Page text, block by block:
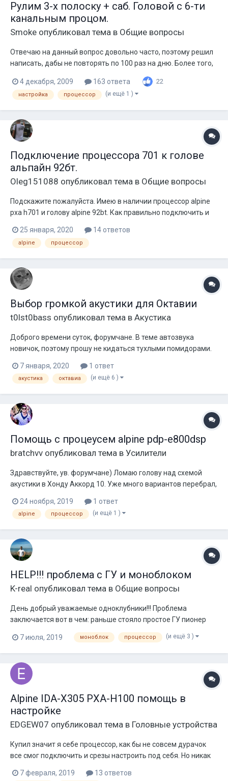
Рулим 3-x полоску + саб. Головой с 6-ти
канальным процом.
Smoke опубликовал тема в Общие вопросы
Отвечаю на данный вопрос довольно часто, поэтому решил
написать, дабы не повторять по 100 раз на дню. Более того,
мнение, что мол трешку + саб 6-каналкой не разрулить. Ан
нет. Привожу рецептик. (кто знает тому пофиг, а вот
4 декабря, 2009 163 ответа 22
настройка процессор (и ещё 1 )
Подключение процессора 701 к голове
альпайн 92бт.
Oleg151088 опубликовал тема в Общие вопросы
Подскажите пожалуйста. Имею в наличии процессор alpine
pxa h701 и голову alpine 92bt. Как правильно подключить и
голову без процессора к усям фронт играет интересней.
Подключаю через процессор играет как то стрёмно. Спасибо
заранее за советы.
25 января, 2020 14 ответов
alpine процессор
Выбор громкой акустики для Октавии
t0lst0bass опубликовал тема в Акустика
Доброго времени суток, форумчане. В теме автозвука
новичок, поэтому прошу не кидаться тухлыми помидорами.
установить хорошую аудиосистему за 35-40к. Приоритет на
громкость, но так, чтобы и качество не слишком
хромало(примерно приоритеты 60...
7 января, 2020 1 ответ
акустика октавиа (и ещё 6 )
Помощь с процеусем alpine pdp-e800dsp
bratchvv опубликовал тема в Усилители
Здравствуйте, ув. форумчане) Ломаю голову над схемой
акустики в Хонду Аккорд 10. Уже много вариантов перебрал,
между качеством и практичностью. Пока остановился в
такую схему: Заманивает компактность. Вопрос темы пока
один, и д...
24 ноября, 2019 1 ответ
alpine процессор (и ещё 1 )
HELP!!! проблема с ГУ и моноблоком
K-real опубликовал тема в Общие вопросы
День добрый уважаемые одноклубники!!! Проблема
заключается вот в чем: раньше стояло простое ГУ пионер
без наворотов, моноблок machette m1500d, саб прайд HP,
валил нормально на 35 уровне громкости просад ниже 12.0
опускался редко. Без музыки либо при тихом прослушивании
14.4.Моноблок даже при долгом...
7 июля, 2019 моноблок процессор (и ещё 3 )
Alpine IDA-X305 PXA-H100 помощь в
настройке
EDGEW07 опубликовал тема в Головные устройства
Купил значит я себе процессор, как бы не совсем дурачок
все смог подключить и срезы настроить под себя. Но никак
временные задержки. Где то пишут тупо мерить линейкой от
7 февраля, 2019 13 ответов